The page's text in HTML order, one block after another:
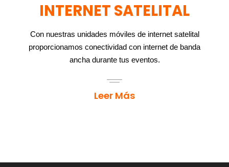
INTERNET SATELITAL
Con nuestras unidades móviles de internet satelital
proporcionamos conectividad con internet de banda
ancha durante tus eventos.
Leer Más